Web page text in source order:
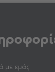
με εμάς